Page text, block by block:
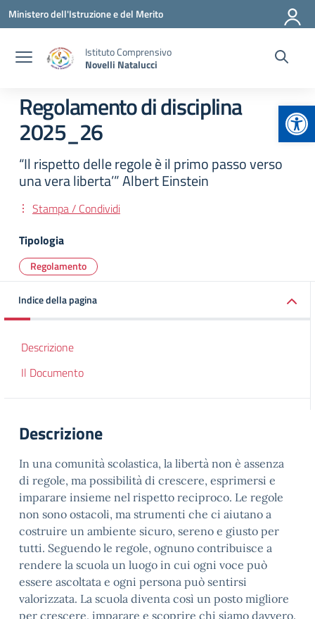
Vai ai contenuti
Vai al menu di navigazione
Vai al footer
Ministero dell'Istruzione e del Merito
Istituto Comprensivo
Novelli Natalucci
Regolamento di disciplina
2025_26
“Il rispetto delle regole è il primo passo verso
una vera liberta’” Albert Einstein
Stampa / Condividi
Tipologia
Regolamento
Indice della pagina
Descrizione
Il Documento
Descrizione
In una comunità scolastica, la libertà non è assenza
di regole, ma possibilità di crescere, esprimersi e
imparare insieme nel rispetto reciproco. Le regole
non sono ostacoli, ma strumenti che ci aiutano a
costruire un ambiente sicuro, sereno e giusto per
tutti. Seguendo le regole, ognuno contribuisce a
rendere la scuola un luogo in cui ogni voce può
essere ascoltata e ogni persona può sentirsi
valorizzata. La scuola diventa così un posto migliore
per crescere, imparare e scoprire chi siamo davvero.